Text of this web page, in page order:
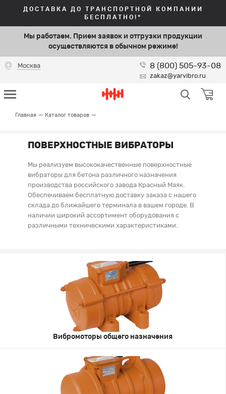
ДОСТАВКА ДО ТРАНСПОРТНОЙ КОМПАНИИ
БЕСПЛАТНО!*
Мы работаем. Прием заявок и отгрузки продукции
осуществляются в обычном режиме!
Москва 8 (800) 505-93-08
zakaz@yarvibro.ru
Главная Каталог товаров
ПОВЕРХНОСТНЫЕ ВИБРАТОРЫ
Мы реализуем высококачественные поверхностные
вибраторы для бетона различного назначения
производства российского завода Красный Маяк.
Обеспечиваем бесплатную доставку заказа с нашего
склада до ближайшего терминала в вашем городе. В
наличии широкий ассортимент оборудования с
различными техническими характеристиками.
Вибромоторы общего назначения